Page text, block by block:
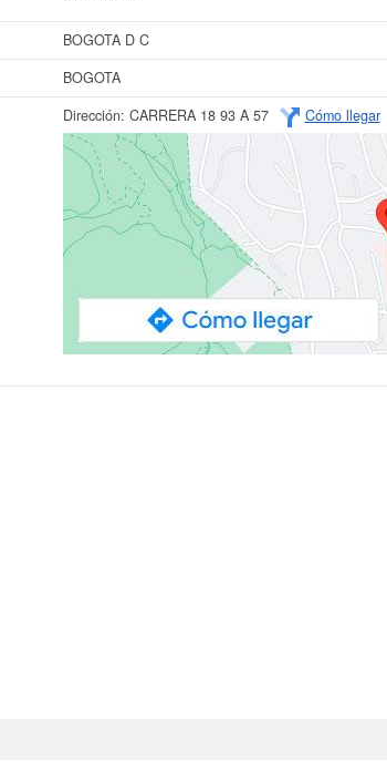
BOGOTA D C
BOGOTA
Dirección: CARRERA 18 93 A 57 Cómo llegar